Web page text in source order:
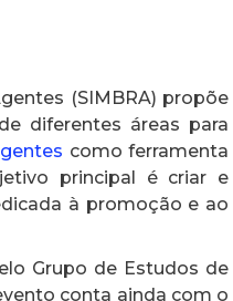
(SIMBRA) propõe
diferentes áreas para
como ferramenta
principal é criar e
à promoção e ao
Grupo de Estudos de
conta ainda com o